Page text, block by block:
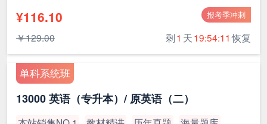
报考季冲刺
¥116.10
￥129.00 剩1 天19:54:10 恢复
单科系统班
13000 英语（专升本）/ 原英语（二）